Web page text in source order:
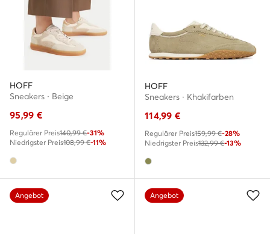
HOFF
Sneakers · Beige
95,99 €
Regulärer Preis140,99 €-31%
Niedrigster Preis108,99 €-11%
HOFF
Sneakers · Khakifarben
114,99 €
Regulärer Preis159,99 €-28%
Niedrigster Preis132,99 €-13%
Angebot Angebot